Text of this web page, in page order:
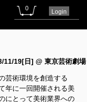
0 Login
11/19[日] @ 東京芸術劇場
芸術環境を創造する
年に一回開催される美
にとって美術業界への